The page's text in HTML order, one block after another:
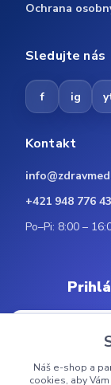
Ochrana
Sledujte nás
f ig
Kontakt
+421 948 776
Po–Pi: 8:00 –
Náš e-shop a
cookies, aby